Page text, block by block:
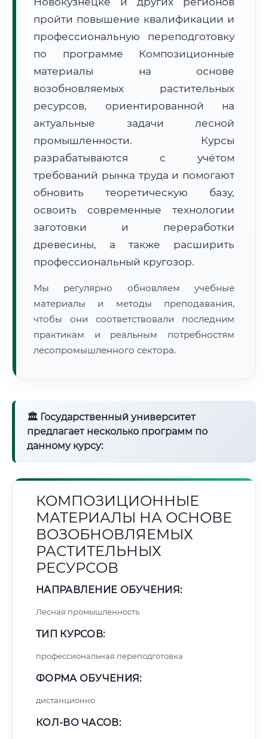
Расчет логистики оригиналов:
• Экспресс-доставка СДЭК / Почтой:1–2 рабочих дня
📜 Документы и аккредитация ФИС ФРДО
🔍Нажмите на документ для увеличения и просмотра
пройти повышение квалификации и
профессиональную переподготовку
по программе Композиционные
материалы на основе
возобновляемых растительных
ресурсов, ориентированной на
актуальные задачи лесной
промышленности. Курсы
разрабатываются с учётом
требований рынка труда и помогают
обновить теоретическую базу,
освоить современные технологии
заготовки и переработки
древесины, а также расширить
профессиональный кругозор.
Мы регулярно обновляем учебные
материалы и методы преподавания,
чтобы они соответствовали последним
практикам и реальным потребностям
лесопромышленного сектора.
🏛 Государственный университет
предлагает несколько программ по
данному курсу:
КОМПОЗИЦИОННЫЕ
МАТЕРИАЛЫ НА ОСНОВЕ
ВОЗОБНОВЛЯЕМЫХ
РАСТИТЕЛЬНЫХ
РЕСУРСОВ
НАПРАВЛЕНИЕ ОБУЧЕНИЯ:
Лесная промышленность
ТИП КУРСОВ:
профессиональная переподготовка
ФОРМА ОБУЧЕНИЯ:
дистанционно
КОЛ-ВО ЧАСОВ: